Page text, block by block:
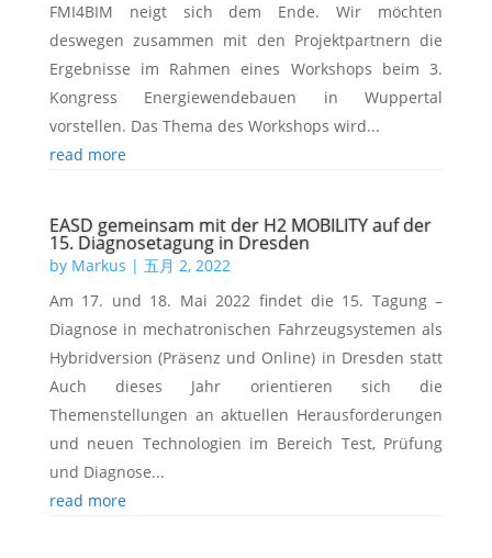
FMI4BIM neigt sich dem Ende. Wir möchten
deswegen zusammen mit den Projektpartnern die
Ergebnisse im Rahmen eines Workshops beim 3.
Kongress Energiewendebauen in Wuppertal
vorstellen. Das Thema des Workshops wird...
read more
EASD gemeinsam mit der H2 MOBILITY auf der
15. Diagnosetagung in Dresden
by Markus | 五月 2, 2022
Am 17. und 18. Mai 2022 findet die 15. Tagung –
Diagnose in mechatronischen Fahrzeugsystemen als
Hybridversion (Präsenz und Online) in Dresden statt
Auch dieses Jahr orientieren sich die
Themenstellungen an aktuellen Herausforderungen
und neuen Technologien im Bereich Test, Prüfung
und Diagnose...
read more